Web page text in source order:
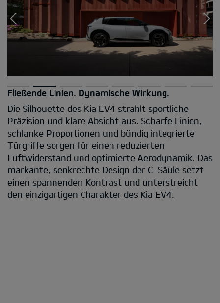
Fließende Linien. Dynamische Wirkung.
Die Silhouette des Kia EV4 strahlt sportliche
Präzision und klare Absicht aus. Scharfe Linien,
schlanke Proportionen und bündig integrierte
Türgriffe sorgen für einen reduzierten
Luftwiderstand und optimierte Aerodynamik. Das
markante, senkrechte Design der C-Säule setzt
einen spannenden Kontrast und unterstreicht
den einzigartigen Charakter des Kia EV4.